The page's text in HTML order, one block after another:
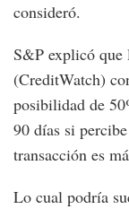
consideró.
S&P explicó
(CreditWatch)
posibilidad de
90 días si
transacción es
Lo cual podría